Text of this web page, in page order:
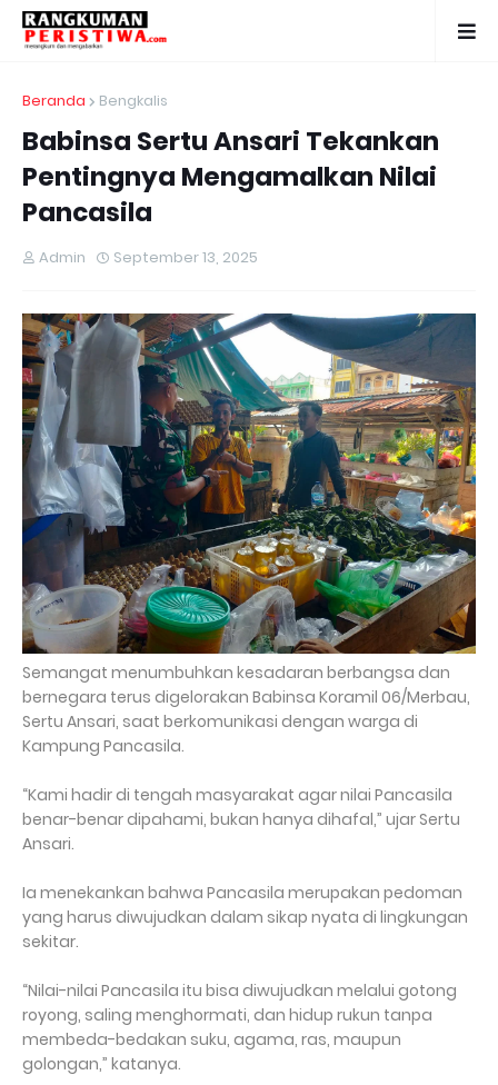
Beranda Bengkalis
Babinsa Sertu Ansari Tekankan
Pentingnya Mengamalkan Nilai
Pancasila
Admin September 13, 2025
Semangat menumbuhkan kesadaran berbangsa dan
bernegara terus digelorakan Babinsa Koramil 06/Merbau,
Sertu Ansari, saat berkomunikasi dengan warga di
Kampung Pancasila.
“Kami hadir di tengah masyarakat agar nilai Pancasila
benar-benar dipahami, bukan hanya dihafal,” ujar Sertu
Ansari.
Ia menekankan bahwa Pancasila merupakan pedoman
yang harus diwujudkan dalam sikap nyata di lingkungan
sekitar.
“Nilai-nilai Pancasila itu bisa diwujudkan melalui gotong
royong, saling menghormati, dan hidup rukun tanpa
membeda-bedakan suku, agama, ras, maupun
golongan,” katanya.